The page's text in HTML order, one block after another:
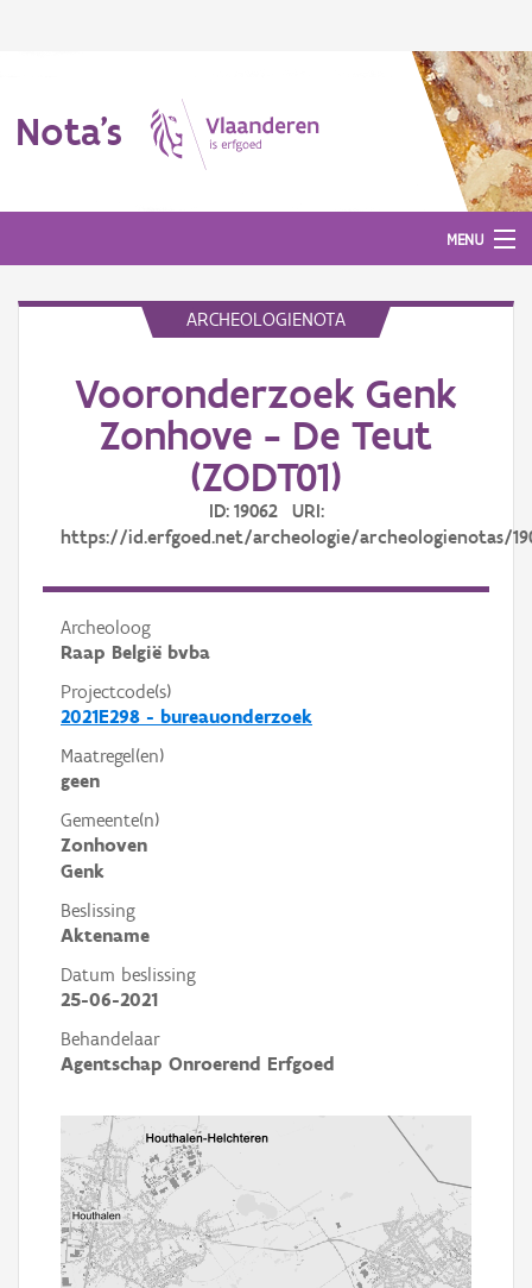
Nota's
MENU
Aanmelden
ARCHEOLOGIENOTA
Vooronderzoek Genk
Zonhove - De Teut
(ZODT01)
ID: 19062 URI:
https://id.erfgoed.net/archeologie/archeologienotas/
Archeoloog
Raap België bvba
Projectcode(s)
2021E298 - bureauonderzoek
Maatregel(en)
geen
Gemeente(n)
Zonhoven
Genk
Beslissing
Aktename
Datum beslissing
25-06-2021
Behandelaar
Agentschap Onroerend Erfgoed